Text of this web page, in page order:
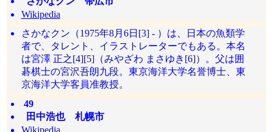
Wikipedia
さかなクン（1975年8月6日[3] - ）は、日本の魚類学
者で、タレント、イラストレーターでもある。本名
は宮澤 正之[4][5]（みやざわ まさゆき[6]）。父は囲
碁棋士の宮沢吾朗九段。東京海洋大学名誉博士、東
京海洋大学客員准教授。
49
田中浩也 札幌市
Wikipedia